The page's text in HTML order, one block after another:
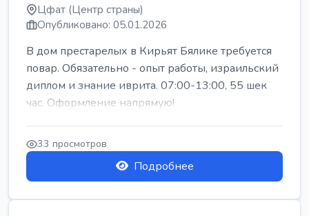
Цфат (Центр страны)
Опубликовано: 05.01.2026
В дом престарелых в Кирьят Бялике требуется
повар. Обязательно - опыт работы, израильский
диплом и знание иврита. 07:00-13:00, 55 шек
час. Оформление напрямую!
33 просмотров
Подробнее